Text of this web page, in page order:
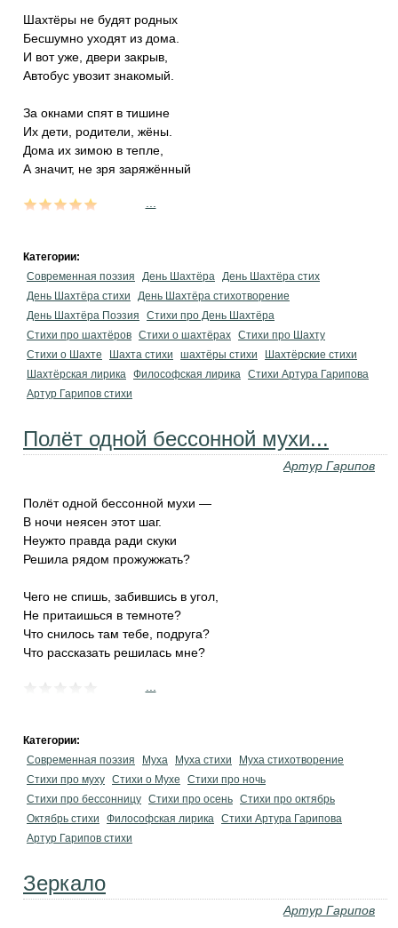
Шахтёры не будят родных
Бесшумно уходят из дома.
И вот уже, двери закрыв,
Автобус увозит знакомый.
За окнами спят в тишине
Их дети, родители, жёны.
Дома их зимою в тепле,
А значит, не зря заряжённый
Категории:
Современная поэзия
День Шахтёра День Шахтёра стих
День Шахтёра стихи
День Шахтёра стихотворение
День Шахтёра Поэзия
Стихи про День Шахтёра
Стихи про шахтёров Стихи о шахтёрах Стихи про Шахту
Стихи о Шахте
Шахта стихи шахтёры стихи
Шахтёрские стихи
Шахтёрская лирика Философская лирика Стихи Артура Гарипова
Артур Гарипов стихи
Полёт одной бессонной мухи...
Артур Гарипов
Полёт одной бессонной мухи —
В ночи неясен этот шаг.
Неужто правда ради скуки
Решила рядом прожужжать?
Чего не спишь, забившись в угол,
Не притаишься в темноте?
Что снилось там тебе, подруга?
Что рассказать решилась мне?
Категории:
Современная поэзия
Муха Муха стихи
Муха стихотворение
Стихи про муху Стихи о Мухе
Стихи про ночь
Стихи про бессонницу Стихи про осень Стихи про октябрь
Октябрь стихи
Философская лирика Стихи Артура Гарипова
Артур Гарипов стихи
Зеркало
Артур Гарипов